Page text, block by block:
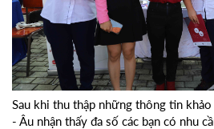
Sau khi thu thập những thông tin
- Âu nhận thấy đa số các bạn có nhu